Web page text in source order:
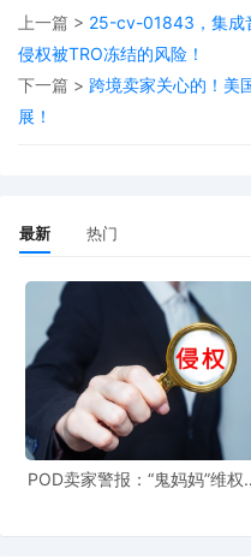
务涵盖美妆护理、家居用
球化供应链整合与设计创
旗下拥有多个品牌，覆盖
missmile品牌专注于各类
上一篇 > 25-cv-01843，集成
侵权被TRO冻结的风险！
下一篇 > 跨境卖家关心的！美
展！
最新 热门
POD卖家警报：“鬼妈妈”维权